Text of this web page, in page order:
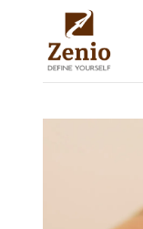
content